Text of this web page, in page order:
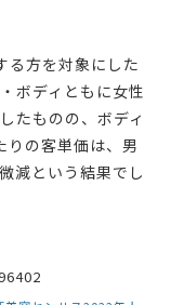
る方を対象にした
ボディともに女性
たものの、ボディ
りの客単価は、男
減という結果でし